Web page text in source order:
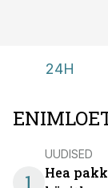
24H
1
UUDISED
Hea